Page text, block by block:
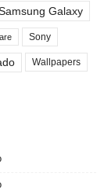
Galaxy
Sony
Wallpapers